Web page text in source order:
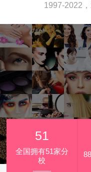
1997-2022
51
全国拥有51家分
校